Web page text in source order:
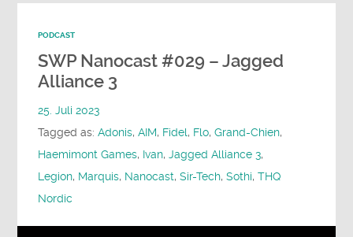
PODCAST
SWP Nanocast #029 – Jagged
Alliance 3
25. Juli 2023
Tagged as:Adonis,AIM, Fidel, Flo,Grand-Chien,
Haemimont Games, Ivan,Jagged Alliance 3,
Legion, Marquis, Nanocast,Sir-Tech,Sothi,THQ
Nordic